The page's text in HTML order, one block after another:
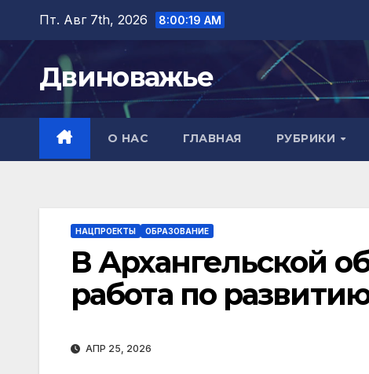
Перейти
содержимому
Пт. Авг 7th, 2026 8:00:20 AM
Двиноважье
О НАС ГЛАВНАЯ РУБРИКИ
НАЦПРОЕКТЫ ОБРАЗОВАНИЕ
В Архангельской
работа по
АПР 25, 2026